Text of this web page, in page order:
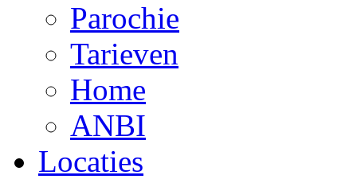
Parochie
Tarieven
Home
ANBI
Locaties